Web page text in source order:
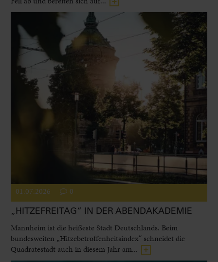
01.07.2026 0
„HITZEFREITAG“ IN DER ABENDAKADEMIE
Mannheim ist die heißeste Stadt Deutschlands. Beim
bundesweiten „Hitzebetroffenheitsindex“ schneidet die
Quadratestadt auch in diesem Jahr am...